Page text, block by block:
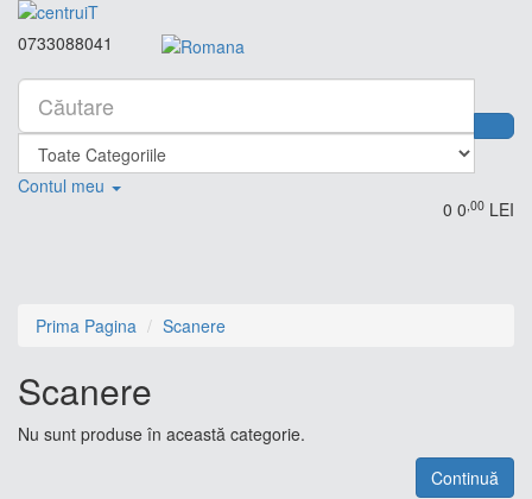
0733088041
Contul meu
0 0,00 LEI
Prima Pagina Scanere
Scanere
Nu sunt produse în această categorie.
Continuă